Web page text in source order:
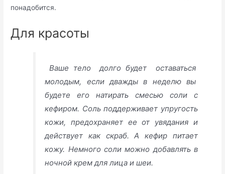
понадобится.
Для красоты
Ваше тело долго будет оставаться
молодым, если дважды в неделю вы
будете его натирать смесью соли с
кефиром. Соль поддерживает упругость
кожи, предохраняет ее от увядания и
действует как скраб. А кефир питает
кожу. Немного соли можно добавлять в
ночной крем для лица и шеи.